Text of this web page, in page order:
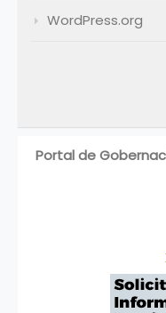
WordPress.org
Portal de